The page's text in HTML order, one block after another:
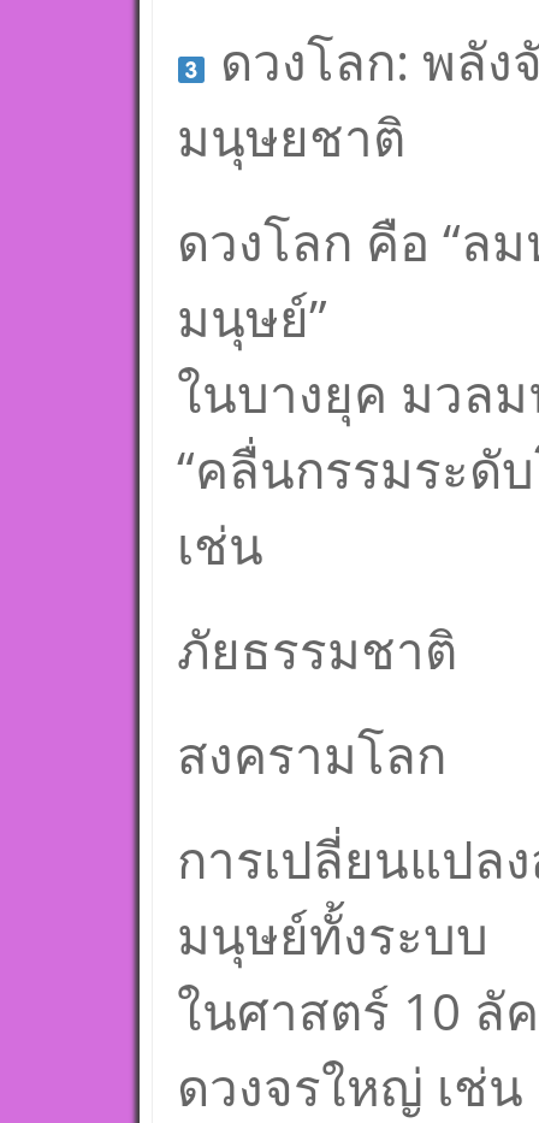
ดวงโลก: พลั
มนุษยชาติ
ดวงโลก คือ “ล
มนุษย์”
ในบางยุค มวล
“คลื่นกรรมระดั
เช่น
ภัยธรรมชาติ
สงครามโลก
การเปลี่ยนแป
มนุษย์ทั้งระบบ
ในศาสตร์ 10 ลั
ดวงจรใหญ่ เช่น